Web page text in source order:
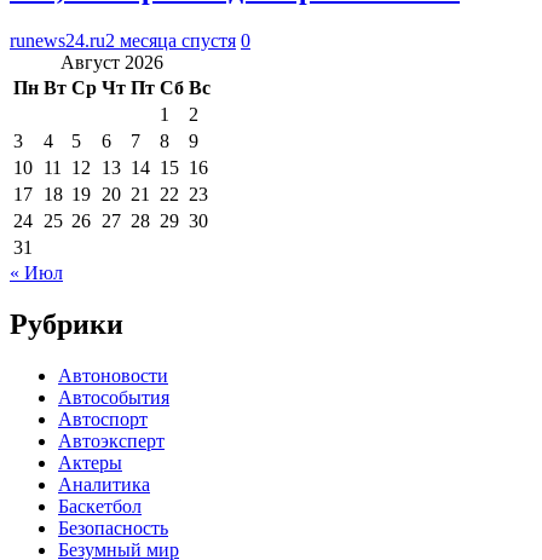
runews24.ru2 месяца спустя 0
Август 2026
Пн Вт Ср Чт Пт Сб Вс
1
2
3
4 5 6 7 8
9
10 11 12 13 14 15 16
17 18 19 20 21 22 23
24 25 26 27 28 29 30
31
« Июл
Рубрики
Автоновости
Автособытия
Автоспорт
Автоэксперт
Актеры
Аналитика
Баскетбол
Безопасность
Безумный мир